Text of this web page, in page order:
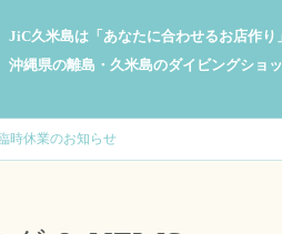
JiC久米島は「あなたに合わせるお店作り
沖縄県の離島・久米島のダイビングショ
時休業のお知らせ